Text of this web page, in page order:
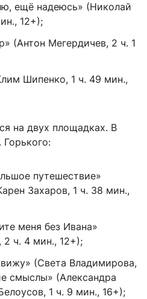
ещё надеюсь» (Николай
12+);
(Антон Мегердичев, 2 ч. 1
Шипенко, 1 ч. 49 мин.,
на двух площадках. В
путешествие»
Захаров, 1 ч. 38 мин.,
меня без Ивана»
ч. 4 мин., 12+);
(Света Владимирова,
смыслы» (Александра
1 ч. 9 мин., 16+);